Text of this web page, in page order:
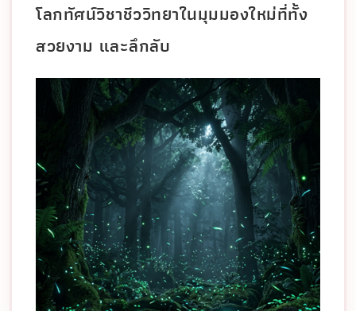
โลกทัศน์วิชาชีววิทยาในมุมมองใหม่ที่ทั้ง
สวยงาม และลึกลับ